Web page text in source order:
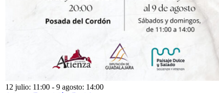
12 julio: 11:00 - 9 agosto: 14:00